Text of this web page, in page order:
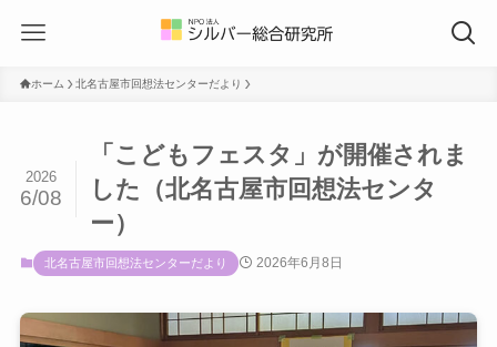
ホーム 北名古屋市回想法センターだより
「こどもフェスタ」が開催されま
した（北名古屋市回想法センタ
ー）
2026
6/08
北名古屋市回想法センターだより 2026年6月8日